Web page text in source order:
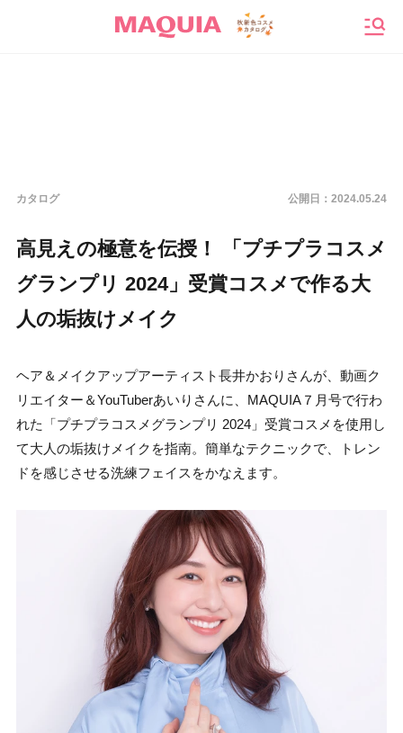
カタログ 公開日： 2024.05.24
高見えの極意を伝授！ 「プチプラコスメ
グランプリ 2024」受賞コスメで作る大
人の垢抜けメイク
ヘア＆メイクアップアーティスト長井かおりさんが、動画ク
リエイター＆YouTuberあいりさんに、MAQUIA７月号で行わ
れた「プチプラコスメグランプリ 2024」受賞コスメを使用し
て大人の垢抜けメイクを指南。簡単なテクニックで、トレン
ドを感じさせる洗練フェイスをかなえます。